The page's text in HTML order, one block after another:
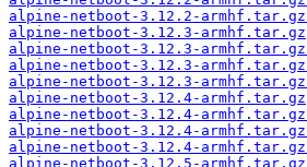
alpine-netboot-3.12.2-
alpine-netboot-3.12.3-armhf.tar.gz
alpine-netboot-3.12.3-
alpine-netboot-3.12.3-
alpine-netboot-3.12.3-
alpine-netboot-3.12.4-armhf.tar.gz
alpine-netboot-3.12.4-
alpine-netboot-3.12.4-
alpine-netboot-3.12.4-
alpine-netboot-3.12.5-armhf.tar.gz